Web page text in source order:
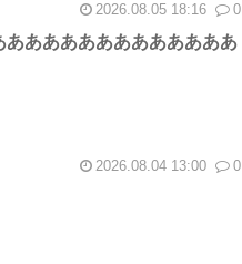
2026.08.05 18:16 0
ああああああああああああ
2026.08.04 13:00 0